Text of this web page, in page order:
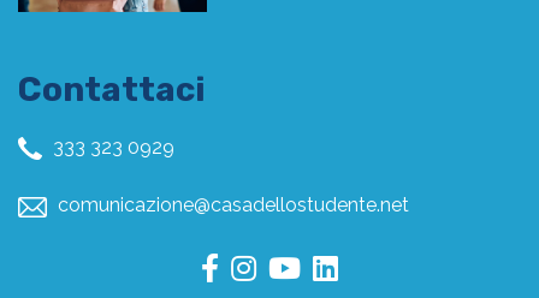
Contattaci
333 323 0929
comunicazione@casadellostudente.net